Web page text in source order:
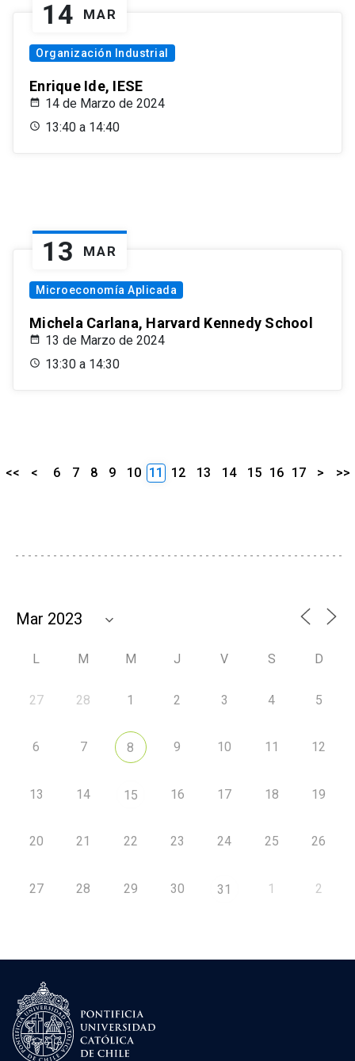
14 MAR
Organización Industrial
Enrique Ide, IESE
14 de Marzo de 2024
13:40 a 14:40
13 MAR
Microeconomía Aplicada
Michela Carlana, Harvard Kennedy School
13 de Marzo de 2024
13:30 a 14:30
<< < 6 7 8 9 10 11 12 13 14 15 16 17 > >>
L M M J V S D
27 28 1 2 3 4 5
6 7 8 9 10 11 12
13 14 15 16 17 18 19
20 21 22 23 24 25 26
27 28 29 30 31 1 2